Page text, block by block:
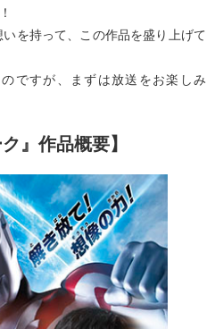
を持って、この作品を盛り上げて
ですが、まずは放送をお楽しみ
』作品概要】